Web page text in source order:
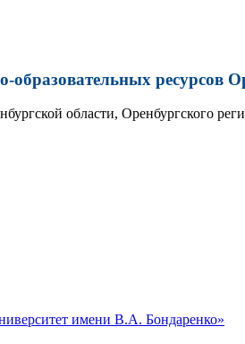
образовательных ресурсов
области, Оренбургского
имени В.А. Бондаренко»